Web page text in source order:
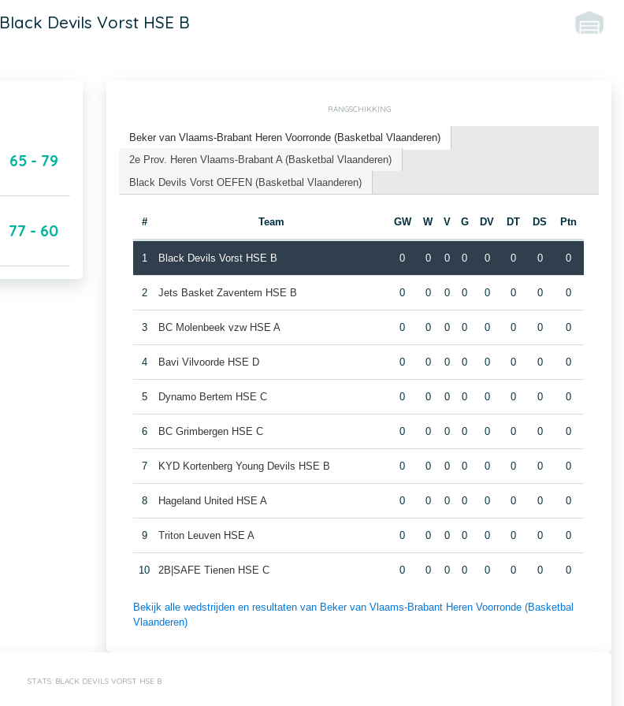
Black Devils Vorst HSE B
65 - 79
77 - 60
RANGSCHIKKING
Beker van Vlaams-Brabant Heren Voorronde (Basketbal Vlaanderen)
2e Prov. Heren Vlaams-Brabant A (Basketbal Vlaanderen)
Black Devils Vorst OEFEN (Basketbal Vlaanderen)
# Team GW W V G DV DT DS Ptn
1 Black Devils Vorst HSE B 0 0 0 0 0 0 0 0
2 Jets Basket Zaventem HSE B 0 0 0 0 0 0 0 0
3 BC Molenbeek vzw HSE A 0 0 0 0 0 0 0 0
4 Bavi Vilvoorde HSE D 0 0 0 0 0 0 0 0
5 Dynamo Bertem HSE C 0 0 0 0 0 0 0 0
6 BC Grimbergen HSE C 0 0 0 0 0 0 0 0
7 KYD Kortenberg Young Devils HSE B 0 0 0 0 0 0 0 0
8 Hageland United HSE A 0 0 0 0 0 0 0 0
9 Triton Leuven HSE A 0 0 0 0 0 0 0 0
10 2B|SAFE Tienen HSE C 0 0 0 0 0 0 0 0
Bekijk alle wedstrijden en resultaten van Beker van Vlaams-Brabant Heren Voorronde (Basketbal
Vlaanderen)
STATS: BLACK DEVILS VORST HSE B